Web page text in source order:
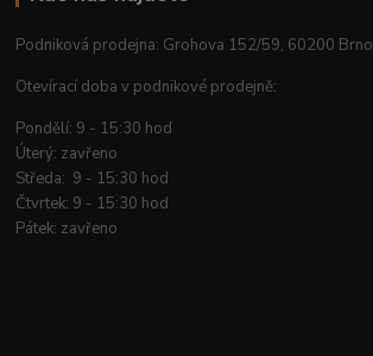
Podniková prodejna: Grohova 152/59, 60200 Brno
Otevírací doba v podnikové prodejně:
Pondělí: 9 - 15:30 hod
Úterý: zavřeno
Středa: 9 - 15:30 hod
Čtvrtek: 9 - 15:30 hod
Pátek: zavřeno